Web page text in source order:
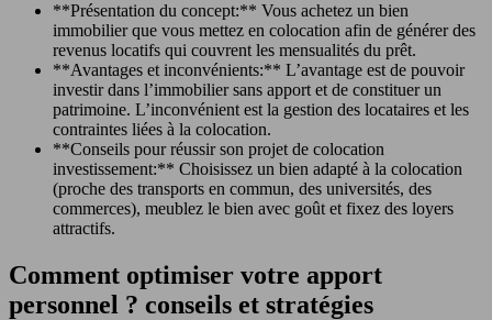
**Présentation du concept:** Vous achetez un bien
immobilier que vous mettez en colocation afin de générer des
revenus locatifs qui couvrent les mensualités du prêt.
**Avantages et inconvénients:** L’avantage est de pouvoir
investir dans l’immobilier sans apport et de constituer un
patrimoine. L’inconvénient est la gestion des locataires et les
contraintes liées à la colocation.
**Conseils pour réussir son projet de colocation
investissement:** Choisissez un bien adapté à la colocation
(proche des transports en commun, des universités, des
commerces), meublez le bien avec goût et fixez des loyers
attractifs.
Comment optimiser votre apport
personnel ? conseils et stratégies